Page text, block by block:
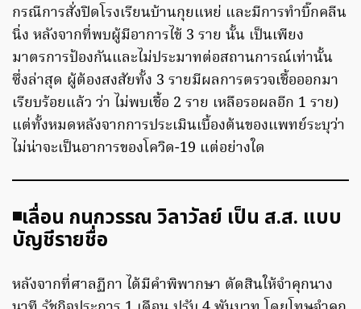
กรณีการสั่งปิดโรงเรียนบ้านกุยแหย่ และมีการทำบิ๊กคลีน
นิ่ง หลังจากที่พบผู้มีอาการไข้ 3 ราย นั้น เป็นเพียง
มาตรการป้องกันและไม่ประมาทต่อสถานการณ์เท่านั้น
ซึ่งล่าสุด ผู้ต้องสงสัยทั้ง 3 รายมีผลการตรวจเชื้อออกมา
เรียบร้อยแล้ว ว่า ไม่พบเชื้อ 2 ราย เหลือรอผลอีก 1 ราย)
แต่ทั้งหมดหลังจากการประเมินเบื้องต้นของแพทย์ระบุว่า
ไม่น่าจะเป็นอาการของโควิด-19 แต่อย่างใด
◾️เลื่อน กนกวรรณ วิลาวัลย์ เป็น ส.ส. แบบ
บัญชีรายชื่อ
หลังจากที่ศาลฏีกา ได้มีคำพิพากษา ตัดสินให้จำคุกนาง